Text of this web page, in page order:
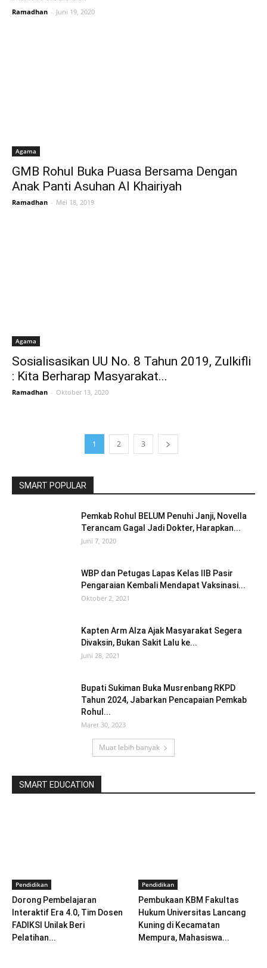
Ramadhan - Juni 19, 2020
Agama
GMB Rohul Buka Puasa Bersama Dengan
Anak Panti Asuhan Al Khairiyah
Ramadhan - Mei 18, 2019
Agama
Sosialisasikan UU No. 8 Tahun 2019, Zulkifli
: Kita Berharap Masyarakat...
Ramadhan - Oktober 13, 2020
1 2 3
SMART POPULAR
Pemkab Rohul BELUM Penuhi Janji, Novella
Terancam Gagal Jadi Dokter, Harapkan...
Juni 7, 2020
WBP dan Petugas Lapas Kelas IIB Pasir
Pengaraian Kembali Mendapat Vaksinasi...
Oktober 2, 2021
Kapten Arm Alza Ajak Masyarakat Segera
Divaksin, Bukan Sakit Lalu ke...
Juni 28, 2021
Bupati Sukiman Buka Musrenbang RKPD
Tahun 2024, Jabarkan Pencapaian Pemkab
Rohul...
Maret 30, 2023
Muat lebih banyak
SMART EDUCATION
Pendidikan
Dorong Pembelajaran
Interaktif Era 4.0, Tim Dosen
FADIKSI Unilak Beri
Pelatihan...
Pendidikan
Pembukaan KBM Fakultas
Hukum Universitas Lancang
Kuning di Kecamatan
Mempura, Mahasiswa...